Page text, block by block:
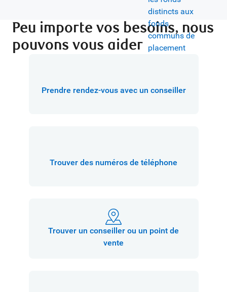
Peu importe vos besoins, nous
pouvons vous aider
Prendre rendez-vous avec un conseiller
Trouver des numéros de téléphone
Trouver un conseiller ou un point de
vente